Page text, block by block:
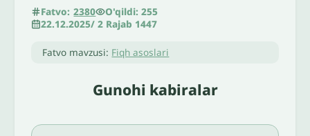
Fatvo: 2380
O'qildi: 255
22.12.2025/2 Rajab 1447
Fatvo mavzusi: Fiqh asoslari
Gunohi kabiralar